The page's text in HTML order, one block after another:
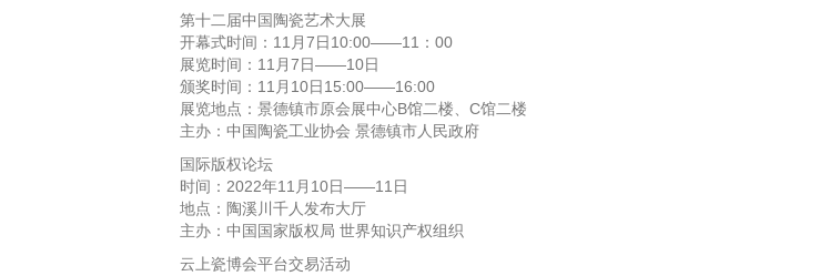
第十二届中国陶瓷艺术大展
开幕式时间：11月7日10:00——11：00
展览时间：11月7日——10日
颁奖时间：11月10日15:00——16:00
展览地点：景德镇市原会展中心B馆二楼、C馆二楼
主办：中国陶瓷工业协会 景德镇市人民政府
国际版权论坛
时间：2022年11月10日——11日
地点：陶溪川千人发布大厅
主办：中国国家版权局 世界知识产权组织
云上瓷博会平台交易活动